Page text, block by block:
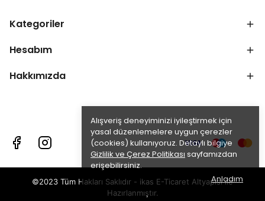
Alışveriş deneyiminizi iyileştirmek için
yasal düzenlemelere uygun çerezler
(cookies) kullanıyoruz. Detaylı bilgiye
Gizlilik ve Çerez Politikası sayfamızdan
erişebilirsiniz.
Anladım
Kategoriler
Hesabım
Hakkımızda
©2023 Tüm Hakları Saklıdır - ikas E-Ticaret Altyapısı ile
Hazırlanmıştır.